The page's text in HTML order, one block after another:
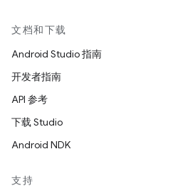
文档和下载
Android Studio 指南
开发者指南
API 参考
下载 Studio
Android NDK
支持